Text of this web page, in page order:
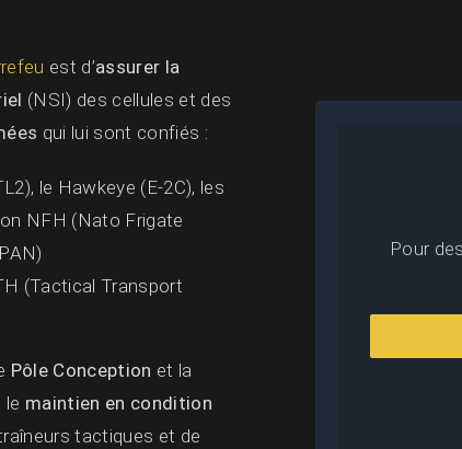
est d’assurer la
(NSI) des cellules et des
qui lui sont confiés :
le Hawkeye (E-2C), les
NFH (Nato Frigate
(Tactical Transport
Pôle Conception et la
le maintien en condition
tactiques et de
Pour